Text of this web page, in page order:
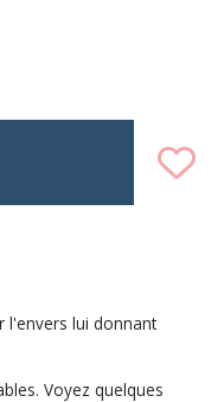
l'envers lui donnant
Voyez quelques